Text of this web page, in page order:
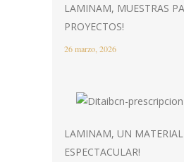
LAMINAM, MUESTRAS
PROYECTOS!
26 marzo, 2026
LAMINAM, UN MATERIAL
ESPECTACULAR!